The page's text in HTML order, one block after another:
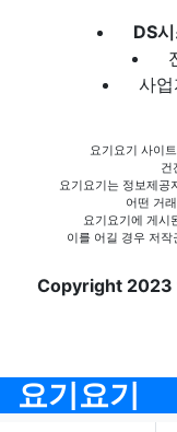
DS
사
요기요기 사이
건
요기요기는 정보제공
어떤 거
요기요기에 게시
이를 어길 경우 저
Copyright
요기요기